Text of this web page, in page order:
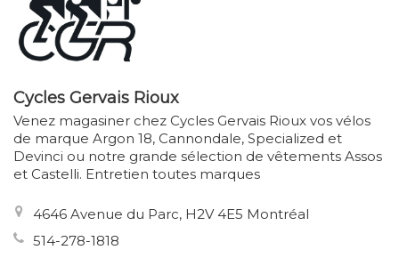
Cycles Gervais Rioux
Venez magasiner chez Cycles Gervais Rioux vos vélos
de marque Argon 18, Cannondale, Specialized et
Devinci ou notre grande sélection de vêtements Assos
et Castelli. Entretien toutes marques
4646 Avenue du Parc, H2V 4E5 Montréal
514-278-1818